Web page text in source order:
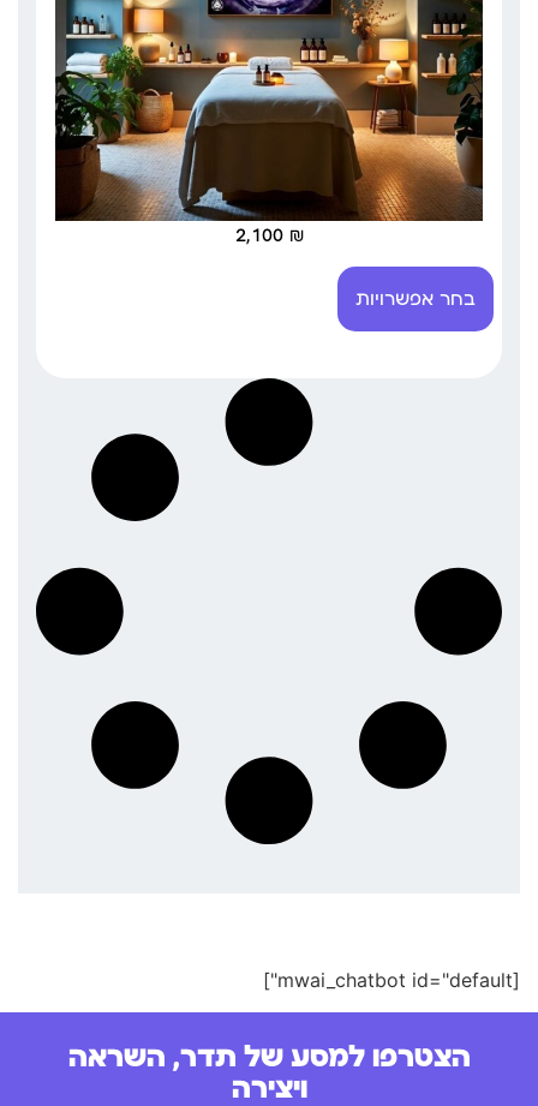
2,100 ₪
בחר אפשרויות
[mwai_chatbot id="default"]
הצטרפו למסע של תדר, השראה
ויצירה